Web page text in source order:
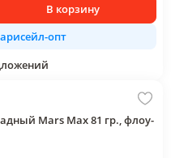
В корзину
опт
Mars Max 81 гр., флоу-